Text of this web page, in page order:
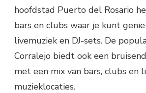
hoofdstad Puerto del Rosario
bars en clubs waar je kunt
livemuziek en DJ-sets. De
Corralejo biedt ook een
met een mix van bars, clubs en
muzieklocaties.